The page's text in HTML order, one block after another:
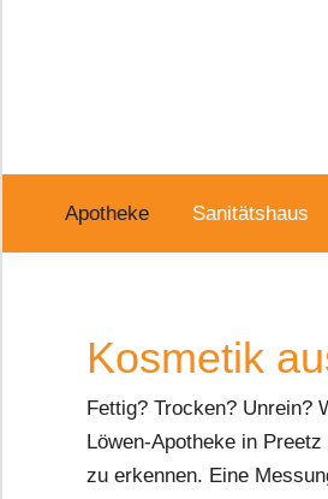
Apotheke Sanitätshaus
Kosmetik
Fettig? Trocken? Unrein?
Löwen-Apotheke in
zu erkennen. Eine